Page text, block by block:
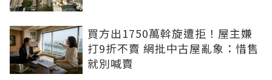
買方出1750萬斡旋遭拒！屋主嫌
打9折不賣 網批中古屋亂象：惜售
就別喊賣